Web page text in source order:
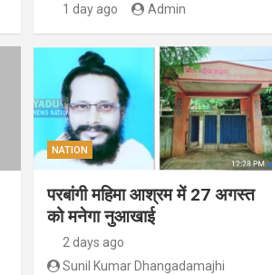
1 day ago Admin
NATION
परबांगी महिमा आश्रम में 27 अगस्त
को मनेगा नुआखाई
2 days ago
Sunil Kumar Dhangadamajhi